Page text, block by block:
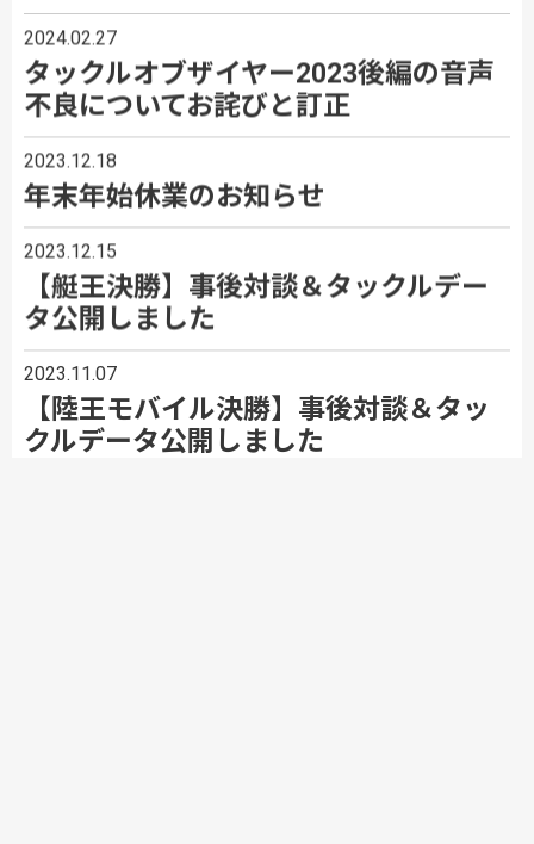
2024.02.27
タックルオブザイヤー2023後編の音声
不良についてお詫びと訂正
2023.12.18
年末年始休業のお知らせ
2023.12.15
【艇王決勝】事後対談＆タックルデー
タ公開しました
2023.11.07
【陸王モバイル決勝】事後対談＆タッ
クルデータ公開しました